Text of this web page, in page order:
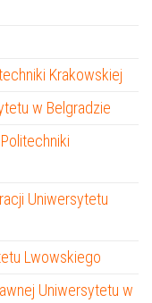
Krakowskiej
w Belgradzie
Uniwersytetu
Lwowskiego
Uniwersytetu w